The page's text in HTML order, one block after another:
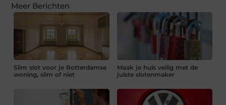
Meer Berichten
Slim slot voor je Rotterdamse
woning, slim of niet
Maak je huis veilig met de
juiste slotenmaker